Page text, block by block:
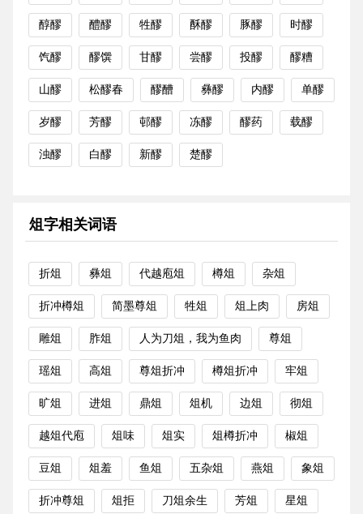
醇醪 醴醪 牲醪 酥醪 豚醪 时醪
饩醪 醪馔 甘醪 尝醪 投醪 醪糟
山醪 松醪春 醪醩 彝醪 内醪 单醪
岁醪 芳醪 邨醪 冻醪 醪药 载醪
浊醪 白醪 新醪 楚醪
俎字相关词语
折俎 彝俎 代越庖俎 樽俎 杂俎
折冲樽俎 简墨尊俎 牲俎 俎上肉 房俎
雕俎 胙俎 人为刀俎，我为鱼肉 尊俎
瑶俎 高俎 尊俎折冲 樽俎折冲 牢俎
旷俎 进俎 鼎俎 俎机 边俎 彻俎
越俎代庖 俎味 俎实 俎樽折冲 椒俎
豆俎 俎羞 鱼俎 五杂俎 燕俎 象俎
折冲尊俎 俎拒 刀俎余生 芳俎 星俎